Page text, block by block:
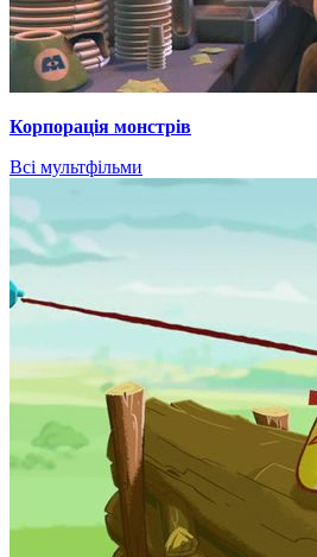
Корпорація монстрів
Всі мультфільми